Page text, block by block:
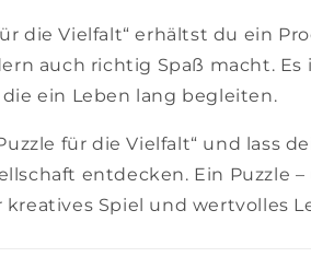
die Vielfalt“ erhältst du ein
auch richtig Spaß macht. Es
ein Leben lang begleiten.
für die Vielfalt“ und lass
entdecken. Ein Puzzle
Spiel und wertvolles